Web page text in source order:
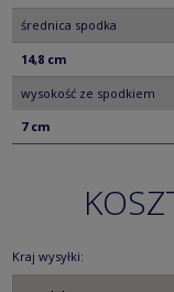
średnica spodka
14,8 cm
wysokość ze spodkiem
7 cm
Kraj wysyłki: